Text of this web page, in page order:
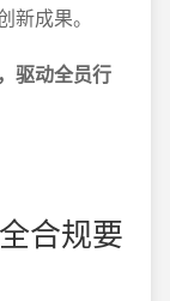
成果。
驱动全员行
合规要